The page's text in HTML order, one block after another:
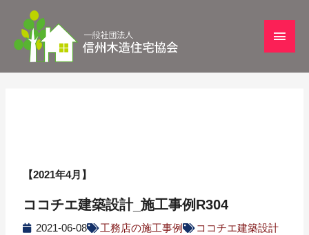
【2021年4月】
ココチエ建築設計_施工事例R304
2021-06-08 工務店の施工事例 ココチエ建築設計